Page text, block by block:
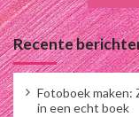
Recente
Fotoboek maken:
in een echt boek